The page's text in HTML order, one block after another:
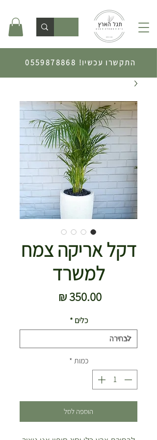
התקשרו עכשיו! 0559878868
דקל אריקה צמח
למשרד
‏350.00 ‏₪
כלים *
כמות *
הוספה לסל